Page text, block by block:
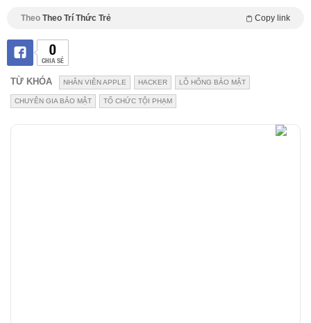
Theo Theo Trí Thức Trẻ Copy link
0
CHIA SẺ
TỪ KHÓA NHÂN VIÊN APPLE HACKER LỖ HỔNG BẢO MẬT
CHUYÊN GIA BẢO MẬT TỔ CHỨC TỘI PHẠM